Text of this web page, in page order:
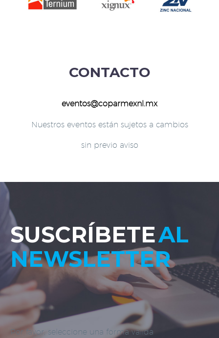
CONTACTO
eventos@coparmexnl.mx
Nuestros eventos están sujetos a cambios
sin previo aviso
SUSCRÍBETEAL
NEWSLETTER
Por favor, seleccione una forma válida